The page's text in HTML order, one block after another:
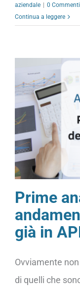
aziendale
0 Commenti
Continua a leggere
Prime
già in
Ovviamente
di quelli che